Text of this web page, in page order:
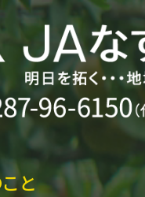
と